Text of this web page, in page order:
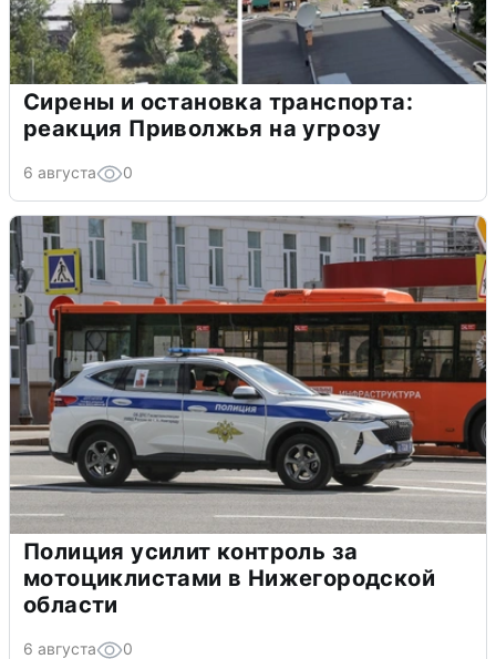
Сирены и остановка транспорта:
реакция Приволжья на угрозу
6 августа 0
Полиция усилит контроль за
мотоциклистами в Нижегородской
области
6 августа 0